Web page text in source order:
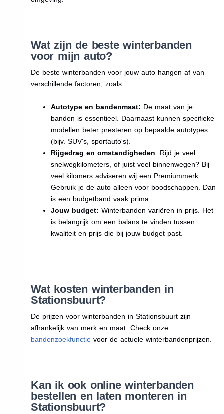
Wat zijn de beste winterbanden
voor mijn auto?
De beste winterbanden voor jouw auto hangen af van
verschillende factoren, zoals:
Autotype en bandenmaat: De maat van je
banden is essentieel. Daarnaast kunnen specifieke
modellen beter presteren op bepaalde autotypes
(bijv. SUV's, sportauto's).
Rijgedrag en omstandigheden: Rijd je veel
snelwegkilometers, of juist veel binnenwegen? Bij
veel kilomers adviseren wij een Premiummerk.
Gebruik je de auto alleen voor boodschappen. Dan
is een budgetband vaak prima.
Jouw budget: Winterbanden variëren in prijs. Het
is belangrijk om een balans te vinden tussen
kwaliteit en prijs die bij jouw budget past.
Wat kosten winterbanden in
Stationsbuurt?
De prijzen voor winterbanden in Stationsbuurt zijn
afhankelijk van merk en maat. Check onze
bandenzoekfunctievoor de actuele winterbandenprijzen.
Kan ik ook online winterbanden
bestellen en laten monteren in
Stationsbuurt?